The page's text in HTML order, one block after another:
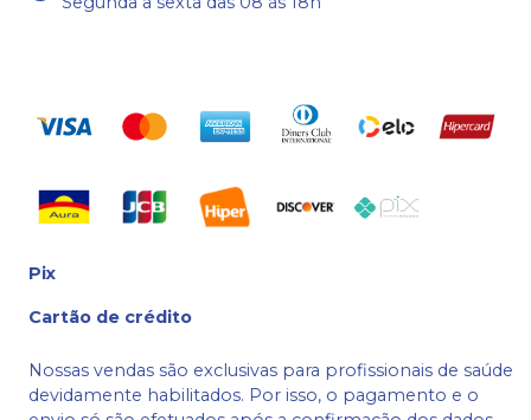
Pix
Cartão de crédito
Nossas vendas são exclusivas para profissionais de saúde
devidamente habilitados. Por isso, o pagamento e o